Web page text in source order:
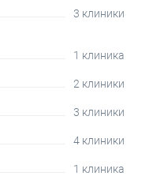
3 клиники
1 клиника
2 клиники
3 клиники
4 клиники
1 клиника